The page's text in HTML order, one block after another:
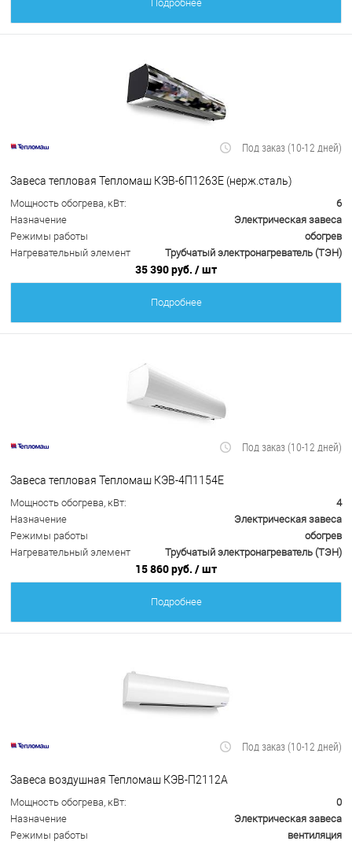
Подробнее
Под заказ (10-12 дней)
Завеса тепловая Тепломаш КЭВ-6П1263Е (нерж.сталь)
Мощность обогрева, кВт:
6
Назначение
Электрическая завеса
Режимы работы
обогрев
Нагревательный элемент
Трубчатый электронагреватель (ТЭН)
35 390 руб. / шт
Подробнее
Под заказ (10-12 дней)
Завеса тепловая Тепломаш КЭВ-4П1154Е
Мощность обогрева, кВт:
4
Назначение
Электрическая завеса
Режимы работы
обогрев
Нагревательный элемент
Трубчатый электронагреватель (ТЭН)
15 860 руб. / шт
Подробнее
Под заказ (10-12 дней)
Завеса воздушная Тепломаш КЭВ-П2112А
Мощность обогрева, кВт:
0
Назначение
Электрическая завеса
Режимы работы
вентиляция